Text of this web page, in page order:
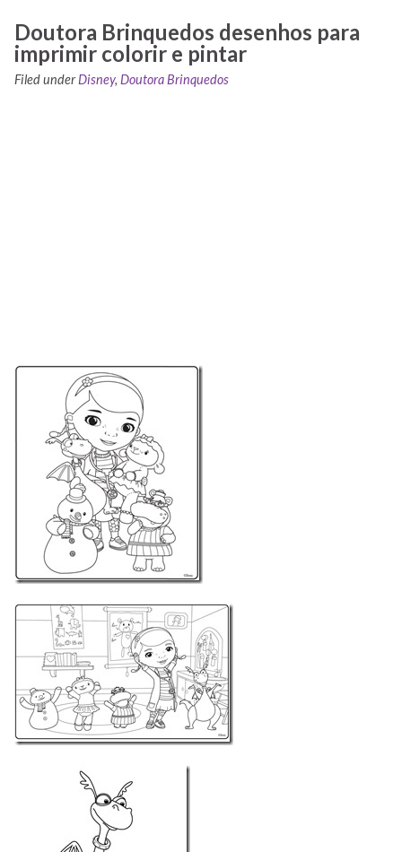
Doutora Brinquedos desenhos para
imprimir colorir e pintar
Filed underDisney, Doutora Brinquedos